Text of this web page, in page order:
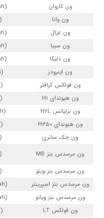
ون کاروان
(ah) 66-74
ون وانا
(ah) 90
ون غزال
(ah) 66-74
ون سیبا
(ah) 66-74
ون دلیکا
(ah) 66-74
ون اینرودز
(ah) 45
ون فولکس کرافتر
(ah) 100
ون هیوندای H1
(ah) 70
ون برلیانس H2L
(ah) 60-70
ون هیوندای H350
(ah) 100
ون جک سانری
(ah) 90
ون مرسدس بنز MB
(ah) 90
ون مرسدس بنز ویتو
(ah) 90
ون مرسدس بنز اسپرینتر
(ah) 100-74
ون مرسدس بنز ویانو
(ah) 100-74
ون فولکس LT
(ah) 100